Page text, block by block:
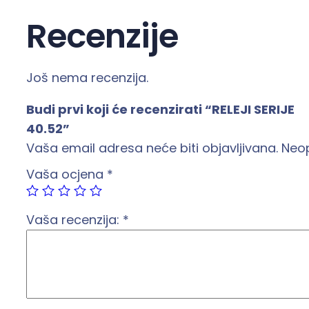
Recenzije
Još nema recenzija.
Budi prvi koji će recenzirati “RELEJI SERIJE
40.52”
Vaša email adresa neće biti objavljivana.
Vaša ocjena *
Vaša recenzija: *